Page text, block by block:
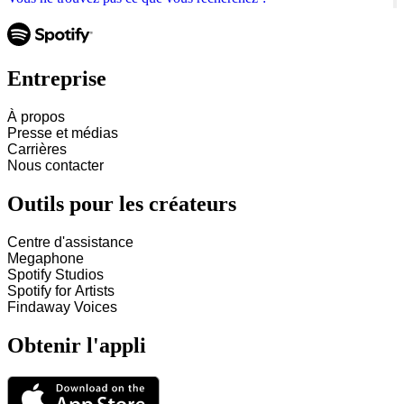
Entreprise
À propos
Presse et médias
Carrières
Nous contacter
Outils pour les créateurs
Centre d'assistance
Megaphone
Spotify Studios
Spotify for Artists
Findaway Voices
Obtenir l'appli